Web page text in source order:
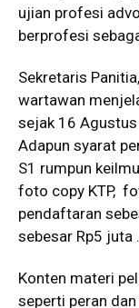
ujian profesi
berprofesi
Sekretaris
wartawan
sejak 16
Adapun syarat
S1 rumpun
foto copy KTP,
pendaftaran
sebesar Rp5 juta .
Konten materi
seperti peran